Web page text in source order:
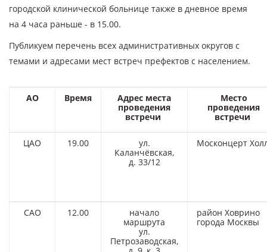
городской клинической больнице также в дневное время
на 4 часа раньше - в 15.00.
Публикуем перечень всех административных округов с
темами и адресами мест встреч префектов с населением.
АО Время
Адрес места
проведения
встречи
Место
проведения
встречи
ЦАО 19.00
ул.
Каланчёвская,
д. 33/12
Москонцерт
САО 12.00
начало
маршрута
ул.
Петрозаводская,
район Ховрино
города Москвы